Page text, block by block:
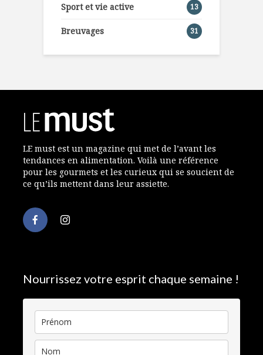
Sport et vie active 13
Breuvages 31
LE must est un magazine qui met de l’avant les
tendances en alimentation. Voilà une référence
pour les gourmets et les curieux qui se soucient de
ce qu’ils mettent dans leur assiette.
Nourrissez votre esprit chaque semaine !